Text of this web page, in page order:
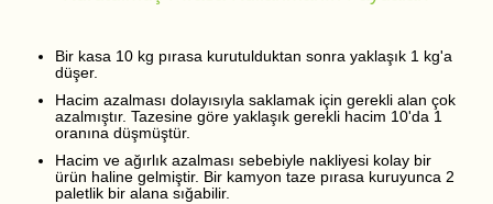
Bir kasa 10 kg pırasa kurutulduktan sonra yaklaşık 1 kg'a
düşer.
Hacim azalması dolayısıyla saklamak için gerekli alan çok
azalmıştır. Tazesine göre yaklaşık gerekli hacim 10'da 1
oranına düşmüştür.
Hacim ve ağırlık azalması sebebiyle nakliyesi kolay bir
ürün haline gelmiştir. Bir kamyon taze pırasa kuruyunca 2
paletlik bir alana sığabilir.